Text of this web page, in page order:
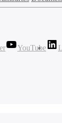
YouTube